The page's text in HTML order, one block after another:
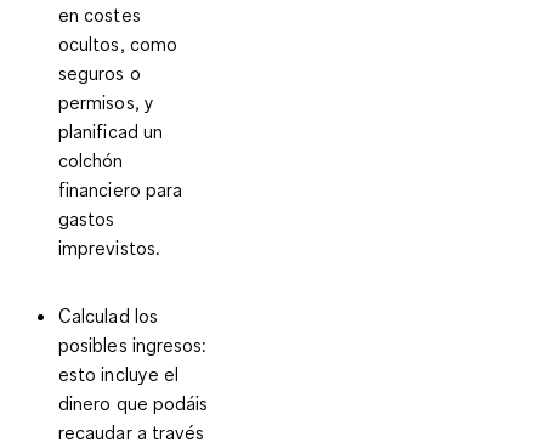
en costes
ocultos, como
seguros o
permisos, y
planificad un
colchón
financiero para
gastos
imprevistos.
Calculad los
posibles ingresos:
esto incluye el
dinero que podáis
recaudar a través